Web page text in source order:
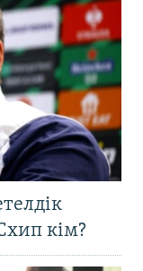
кім?